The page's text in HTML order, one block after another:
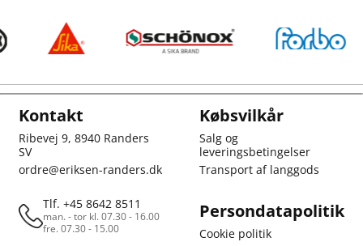
Kontakt
Ribevej 9, 8940 Randers
SV
ordre@eriksen-randers.dk
Tlf. +45 8642 8511
man. - tor kl. 07.30 - 16.00
fre. 07.30 - 15.00
Købsvilkår
Salg og
leveringsbetingelser
Transport af langgods
Persondatapolitik
Cookie politik